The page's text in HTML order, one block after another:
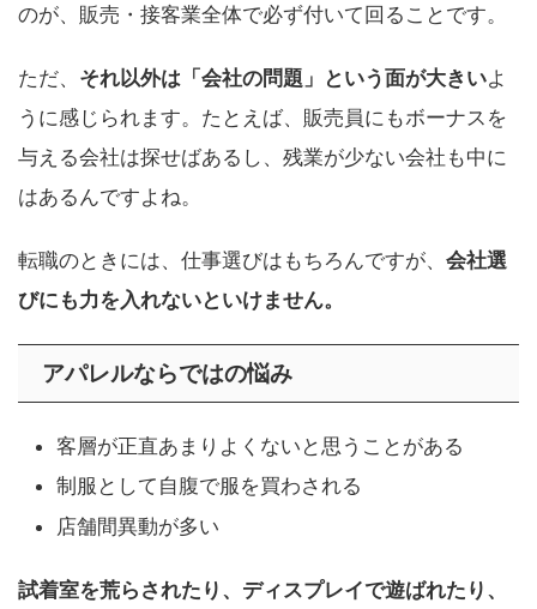
のが、販売・接客業全体で必ず付いて回ることです。
ただ、 それ以外は「会社の問題」という面が大きいよ
うに感じられます。たとえば、販売員にもボーナスを
与える会社は探せばあるし、残業が少ない会社も中に
はあるんですよね。
転職のときには、仕事選びはもちろんですが、 会社選
びにも力を入れないといけません。
アパレルならではの悩み
客層が正直あまりよくないと思うことがある
制服として自腹で服を買わされる
店舗間異動が多い
試着室を荒らされたり、ディスプレイで遊ばれたり、